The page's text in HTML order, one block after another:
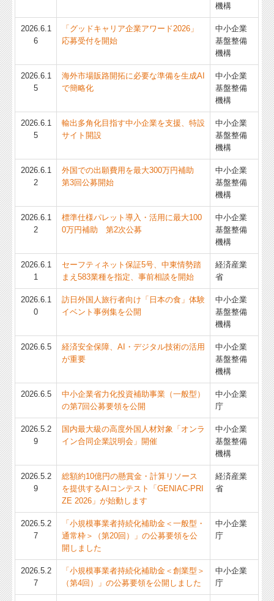
機構
2026.6.1
6
「グッドキャリア企業アワード2026」
応募受付を開始
中小企業
基盤整備
機構
2026.6.1
5
海外市場販路開拓に必要な準備を生成AI
で簡略化
中小企業
基盤整備
機構
2026.6.1
5
輸出多角化目指す中小企業を支援、特設
サイト開設
中小企業
基盤整備
機構
2026.6.1
2
外国での出願費用を最大300万円補助
第3回公募開始
中小企業
基盤整備
機構
2026.6.1
2
標準仕様パレット導入・活用に最大100
0万円補助 第2次公募
中小企業
基盤整備
機構
2026.6.1
1
セーフティネット保証5号、中東情勢踏
まえ583業種を指定、事前相談を開始
経済産業
省
2026.6.1
0
訪日外国人旅行者向け「日本の食」体験
イベント事例集を公開
中小企業
基盤整備
機構
2026.6.5
経済安全保障、AI・デジタル技術の活用
が重要
中小企業
基盤整備
機構
2026.6.5
中小企業省力化投資補助事業（一般型）
の第7回公募要領を公開
中小企業
庁
2026.5.2
9
国内最大級の高度外国人材対象「オンラ
イン合同企業説明会」開催
中小企業
基盤整備
機構
2026.5.2
9
総額約10億円の懸賞金・計算リソース
を提供するAIコンテスト「GENIAC-PRI
ZE 2026」が始動します
経済産業
省
2026.5.2
7
「小規模事業者持続化補助金＜一般型・
通常枠＞（第20回）」の公募要領を公
開しました
中小企業
庁
2026.5.2
7
「小規模事業者持続化補助金＜創業型＞
（第4回）」の公募要領を公開しました
中小企業
庁